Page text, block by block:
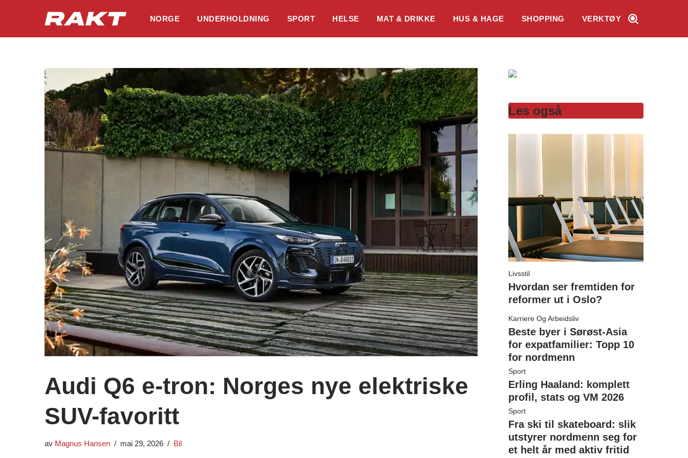
NORGE UNDERHOLDNING SPORT HELSE MAT & DRIKKE HUS & HAGE SHOPPING VERKTØY
Audi Q6 e-tron: Norges nye elektriske
SUV-favoritt
av Magnus Hansen mai 29, 2026 Bil
Les også
Livsstil
Hvordan ser fremtiden for
reformer ut i Oslo?
Karriere Og Arbeidsliv
Beste byer i Sørøst-Asia
for expatfamilier: Topp 10
for nordmenn
Sport
Erling Haaland: komplett
profil, stats og VM 2026
Sport
Fra ski til skateboard: slik
utstyrer nordmenn seg for
et helt år med aktiv fritid